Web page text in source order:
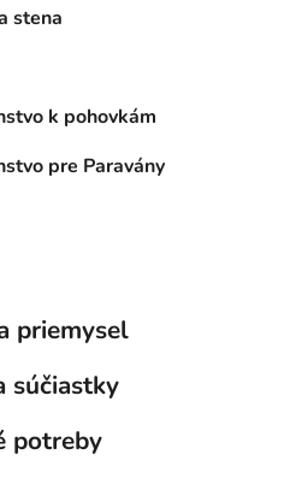
stena
k pohovkám
pre Paravány
priemysel
súčiastky
potreby